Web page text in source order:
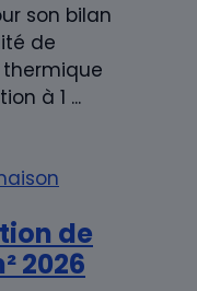
son bilan
de
à 1 ...
de
2026